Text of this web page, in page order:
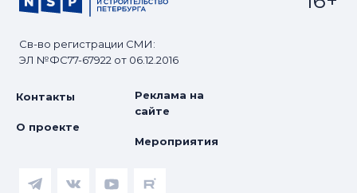
Св-во регистрации СМИ:
ЭЛ №ФС77-67922 от 06.12.2016
Контакты
О проекте
Реклама на
сайте
Мероприятия